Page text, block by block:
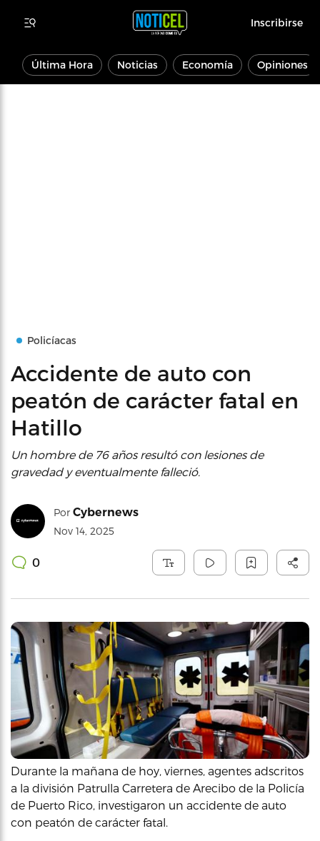
Inscribirse
Última Hora Noticias Economía Opiniones
Policíacas
Accidente de auto con
peatón de carácter fatal en
Hatillo
Un hombre de 76 años resultó con lesiones de
gravedad y eventualmente falleció.
Por Cybernews
Nov 14, 2025
0
Durante la mañana de hoy, viernes, agentes adscritos
a la división Patrulla Carretera de Arecibo de la Policía
de Puerto Rico, investigaron un accidente de auto
con peatón de carácter fatal.